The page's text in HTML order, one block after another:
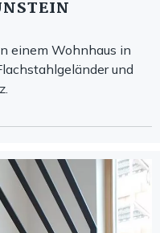
einem Wohnhaus in
und